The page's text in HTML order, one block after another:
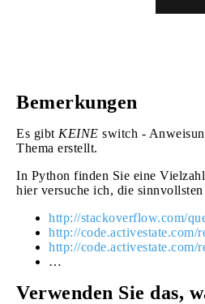
Bemerkungen
Es gibt KEINE switch -
Thema erstellt.
In Python finden Sie eine
hier versuche ich, die
http://stackoverflow.com/
http://code.activestate.com/
http://
…
Verwenden Sie das,